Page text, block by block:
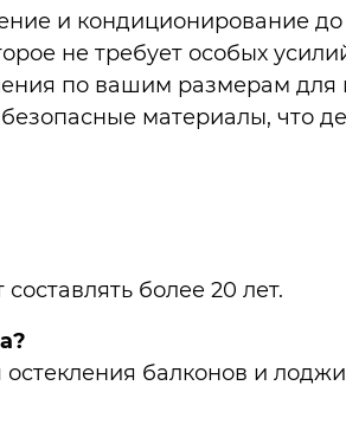
и кондиционирование до
не требует особых
по вашим размерам для
материалы, что
более 20 лет.
балконов и